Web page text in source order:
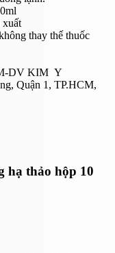
xuất
thay thế thuốc
DV KIM Y
Quận 1, TP.HCM,
hạ thảo hộp 10